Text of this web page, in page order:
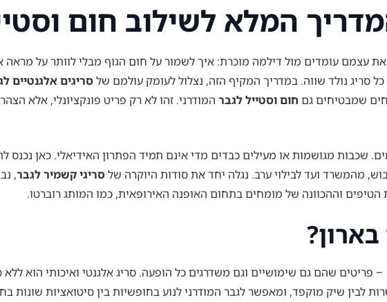
המלא לשילוב חום
עצמם עומדים מול דילמה מוכרת: איך לשמור על חום הגוף מבלי לוותר על
סריג נולד שווה. במדריך המקיף הזה, נצלול לעומק עולמם שלסריגים אלגנטיים
שמבטיחים גם חום וסטייל לגבר המודרני. זהו לא רק פריט פונקציונלי, אלא
שכבות מגושמות או מעילים כבדים מדי אינם תמיד הפתרון האידיאלי. כאן נכנס
מהמשרד ועד לבילוי ערב. נגלה יחד את סודות היוקרה שלסריגי קשמיר לגבר,
וההכוונה של מומחים בתחום האופנה האירופאית, כמו המותג רוברטו.
שהם גם שימושיים וגם משדרגים כל הופעה. סריג אלגנטי ואיכותי הוא
שיק מוקפד, ומאפשר לגבר המודרני לנוע בחופשיות בין סיטואציות שונות